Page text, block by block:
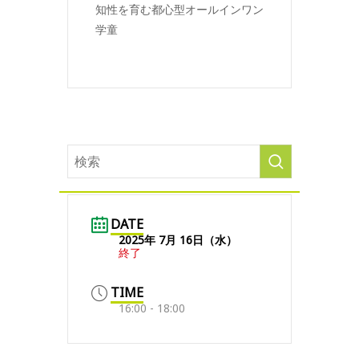
知性を育む都心型オールインワン
学童
DATE
2025年 7月 16日（水）
終了
TIME
16:00 - 18:00